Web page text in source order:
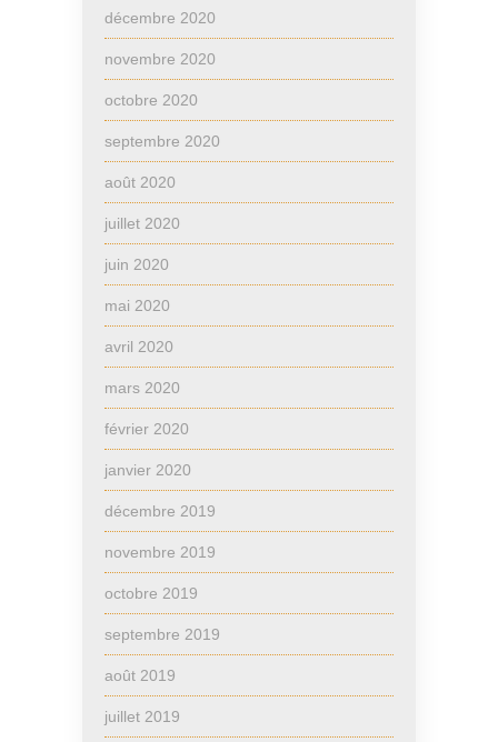
décembre 2020
novembre 2020
octobre 2020
septembre 2020
août 2020
juillet 2020
juin 2020
mai 2020
avril 2020
mars 2020
février 2020
janvier 2020
décembre 2019
novembre 2019
octobre 2019
septembre 2019
août 2019
juillet 2019